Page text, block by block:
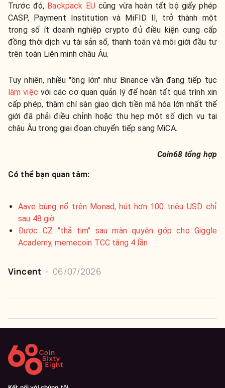
Trước đó, Backpack EUcũng vừa hoàn tất bộ giấy phép
CASP, Payment Institution và MiFID II, trở thành một
trong số ít doanh nghiệp crypto đủ điều kiện cung cấp
đồng thời dịch vụ tài sản số, thanh toán và môi giới đầu tư
trên toàn Liên minh châu Âu.
Tuy nhiên, nhiều "ông lớn" như Binance vẫn đang tiếp tục
làm việc với các cơ quan quản lý để hoàn tất quá trình xin
cấp phép, thậm chí sàn giao dịch tiền mã hóa lớn nhất thế
giới đã phải điều chỉnh hoặc thu hẹp một số dịch vụ tại
châu Âu trong giai đoạn chuyển tiếp sang MiCA.
Coin68 tổng hợp
Có thể bạn quan tâm:
Aave bùng nổ trên Monad, hút hơn 100 triệu USD chỉ
sau 48 giờ
Được CZ "thả tim" sau màn quyên góp cho Giggle
Academy, memecoin TCC tăng 4 lần
Vincent - 06/07/2026